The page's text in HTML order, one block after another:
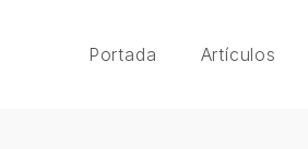
Portada Artículos